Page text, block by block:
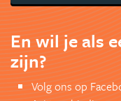
En wil je als
zijn?
Volg ons op